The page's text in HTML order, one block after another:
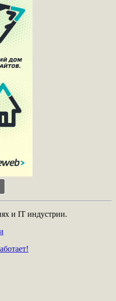
и IT индустрии.